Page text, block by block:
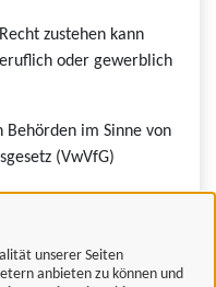
unserer Seiten
anbieten zu können und
zustehen kann
oder gewerblich
Behörden im Sinne von
(VwVfG)